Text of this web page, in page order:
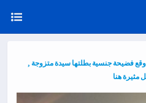
وقع فضيحة جنسية بطلتها سيدة متزوجة ,
مثيرة هنا